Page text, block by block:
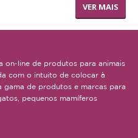
VER MAIS
on-line de produtos para animais
com o intuito de colocar à
gama de produtos e marcas para
pequenos mamíferos